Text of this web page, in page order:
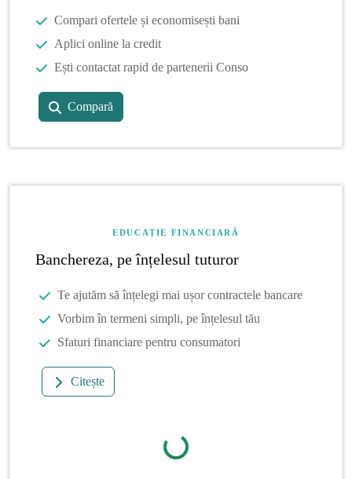
Compari ofertele și economisești bani
Aplici online la credit
Ești contactat rapid de partenerii Conso
Compară
EDUCAȚIE FINANCIARĂ
Banchereza, pe înțelesul tuturor
Te ajutăm să înțelegi mai ușor contractele bancare
Vorbim în termeni simpli, pe înțelesul tău
Sfaturi financiare pentru consumatori
Citește